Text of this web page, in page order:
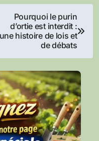
Pourquoi le purin
d’ortie est interdit :
une histoire de lois et
de débats